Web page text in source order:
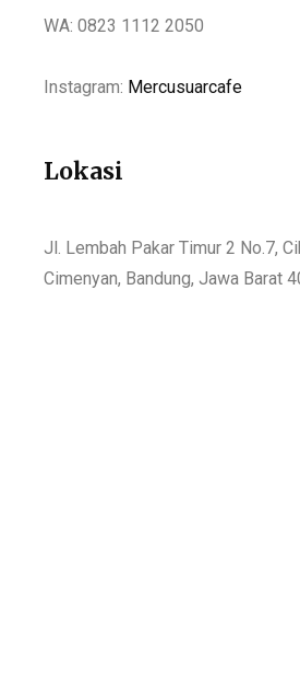
WA: 0823 1112 2050
Instagram: Mercusuarcafe
Lokasi
Jl. Lembah Pakar Timur 2 No.7,
Cimenyan, Bandung, Jawa Barat